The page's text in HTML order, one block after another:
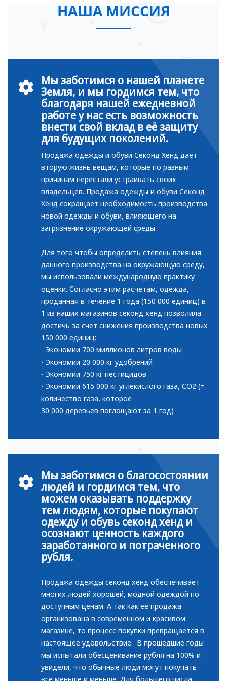
НАША МИССИЯ
Мы заботимся о нашей планете
Земля, и мы гордимся тем, что
благодаря нашей ежедневной
работе у нас есть возможность
внести свой вклад в её защиту
для будущих поколений.
Продажа одежды и обуви Секонд Хенд даёт
вторую жизнь вещам, которые по разным
причинам перестали устраивать своих
владельцев. Продажа одежды и обуви Секонд
Хенд сокращает необходимость производства
новой одежды и обуви, влияющего на
загрязнение окружающей среды.
Для того чтобы определить степень влияния
данного производства на окружающую среду,
мы использовали международную практику
оценки. Согласно этим расчетам, одежда,
проданная в течение 1 года (150 000 единиц) в
1 из наших магазинов секонд хенд позволила
достичь за счет снижения производства новых
150 000 единиц:
- Экономии 700 миллионов литров воды
- Экономии 20 000 кг удобрений
- Экономии 750 кг пестицидов
- Экономии 615 000 кг углекислого газа, CO2 (=
количество газа, которое
30 000 деревьев поглощают за 1 год)
Мы заботимся о благосостоянии
людей и гордимся тем, что
можем оказывать поддержку
тем людям, которые покупают
одежду и обувь секонд хенд и
осознают ценность каждого
заработанного и потраченного
рубля.
Продажа одежды секонд хенд обеспечивает
многих людей хорошей, модной одеждой по
доступным ценам. А так как её продажа
организована в современном и красивом
магазине, то процесс покупки превращается в
настоящее удовольствие. В прошедшие годы
мы испытали обесценивание рубля на 100% и
увидели, что обычные люди могут покупать
всё меньше и меньше. Для большего числа